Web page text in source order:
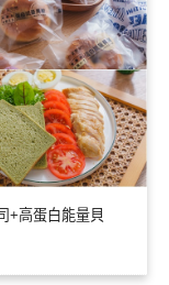
+高蛋白能量貝